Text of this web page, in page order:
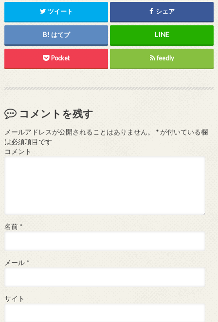
ツイート シェア
はてブ
Pocket feedly
コメントを残す
メールアドレスが公開されることはありません。 *が付いている欄
は必須項目です
コメント
名前 *
メール *
サイト